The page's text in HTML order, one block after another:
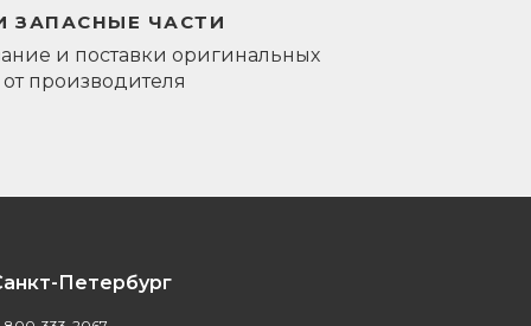
ЗАПАСНЫЕ ЧАСТИ
и поставки оригинальных
от производителя
Петербург